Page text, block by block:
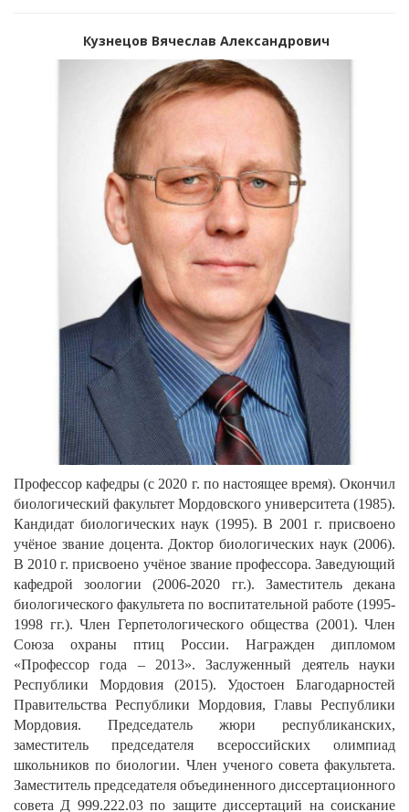
Кузнецов Вячеслав Александрович
Профессор кафедры (с 2020 г. по настоящее время). Окончил
биологический факультет Мордовского университета (1985).
Кандидат биологических наук (1995). В 2001 г. присвоено
учёное звание доцента. Доктор биологических наук (2006).
В 2010 г. присвоено учёное звание профессора. Заведующий
кафедрой зоологии (2006-2020 гг.). Заместитель декана
биологического факультета по воспитательной работе (1995-
1998 гг.). Член Герпетологического общества (2001). Член
Союза охраны птиц России. Награжден дипломом
«Профессор года – 2013». Заслуженный деятель науки
Республики Мордовия (2015). Удостоен Благодарностей
Правительства Республики Мордовия, Главы Республики
Мордовия. Председатель жюри республиканских,
заместитель председателя всероссийских олимпиад
школьников по биологии. Член ученого совета факультета.
Заместитель председателя объединенного диссертационного
совета Д 999.222.03 по защите диссертаций на соискание